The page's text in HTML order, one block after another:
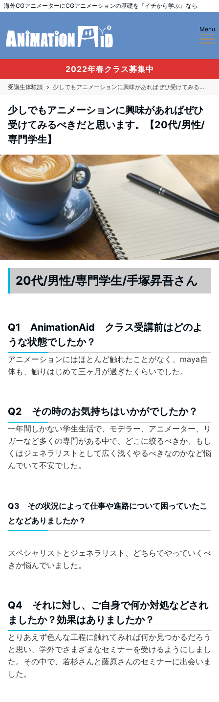
海外CGアニメーターにCGアニメーションの基礎を『イチから学ぶ』なら
Menu
2022年春クラス募集中
受講生体験談 少しでもアニメーションに興味があればぜひ受けてみるべきだと思います。【20代/男性/専門学生】
少しでもアニメーションに興味があればぜひ
受けてみるべきだと思います。【20代/男性/
専門学生】
20代/男性/専門学生/手塚昇吾さん
Q1 AnimationAid クラス受講前はどのよ
うな状態でしたか？
アニメーションにはほとんど触れたことがなく、maya自
体も、触りはじめて三ヶ月が過ぎたくらいでした。
Q2 その時のお気持ちはいかがでしたか？
一年間しかない学生生活で、モデラー、アニメーター、リ
ガーなど多くの専門がある中で、どこに絞るべきか、もし
くはジェネラリストとして広く浅くやるべきなのかなど悩
んでいて不安でした。
Q3 その状況によって仕事や進路について困っていたこ
となどありましたか？
スペシャリストとジェネラリスト、どちらでやっていくべ
きか悩んでいました。
Q4 それに対し、ご自身で何か対処などされ
ましたか？効果はありましたか？
とりあえず色んな工程に触れてみれば何か見つかるだろう
と思い、学外でさまざまなセミナーを受けるようにしまし
た。その中で、若杉さんと藤原さんのセミナーに出会いま
した。